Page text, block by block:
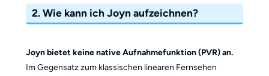
2. Wie kann ich Joyn aufzeichnen?
Joyn bietet keine native Aufnahmefunktion (PVR) an.
Im Gegensatz zum klassischen linearen Fernsehen